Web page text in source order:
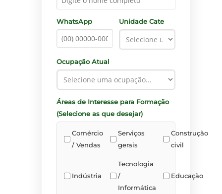
WhatsApp Unidade Cate
Ocupação Atual
Áreas de Interesse para Formação
(Selecione as que desejar)
Comércio
/ Vendas
Serviços
gerais
Construção
civil
Indústria
Tecnologia
/
Informática
Educação